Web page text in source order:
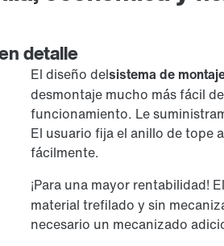
detalle
El diseño delsistema de
desmontaje mucho más fácil
funcionamiento. Le
El usuario fija el anillo de tope
fácilmente.
¡Para una mayor rentabilidad!
material trefilado y sin
necesario un mecanizado